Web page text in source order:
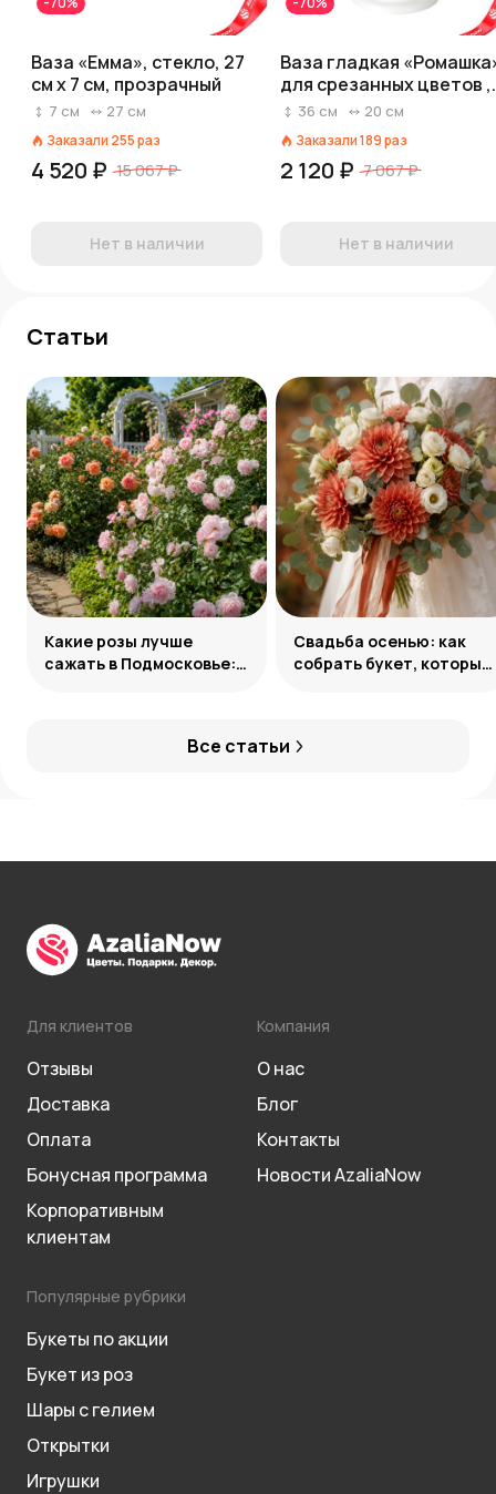
Ваза «Емма», стекло, 27
см x 7 см, прозрачный
7 см 27 см
Заказали 255раз
4 520 ₽ 15 067 ₽
Нет в наличии
Ваза гладкая
для срезанных цветов ,
пластик, d 20 см x h 36
36 см 20 см
Заказали189раз
2 120 ₽ 7 067 ₽
Нет в наличии
Статьи
Все статьи
Какие розы лучше
сажать в Подмосковье:
Свадьба осенью: как
собрать букет, который
Для клиентов
Отзывы
Доставка
Оплата
Бонусная программа
Корпоративным
клиентам
Компания
О нас
Блог
Контакты
Новости AzaliaNow
Популярные рубрики
Букеты по акции
Букет из роз
Шары с гелием
Открытки
Игрушки